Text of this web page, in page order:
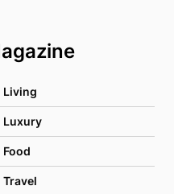
Living
Luxury
Food
Travel